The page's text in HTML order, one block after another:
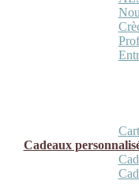
Cadeaux